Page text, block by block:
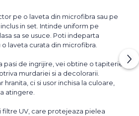
pe o laveta din microfibra sau pe
in set. Intinde uniform pe
sa se usuce. Poti indeparta
laveta curata din microfibra.
pasi de ingrijire, vei obtine o tapiterie
murdariei si a decolorarii.
hranita, ci si usor inchisa la culoare,
atingere.
UV, care protejeaza pielea